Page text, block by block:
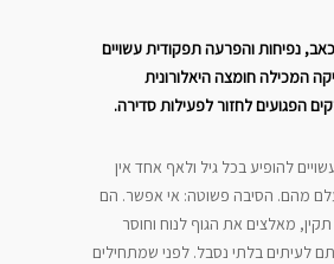
נפיחות והפרעה תפקודית עשויים
המכילה חומצה היאלורונית
הפגועים לחזור לפעילות סדירה.
להופיע בכל גיל ולאף אחד אין
מהם. הסיבה פשוטה: אי אפשר. הם
מאלצים את הגוף לנוח וחוסר
לעיתים בלתי נסבל. לפני שמתחילים